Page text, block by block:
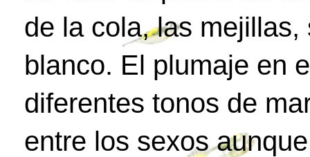
de la cola, las
blanco. El plumaje en
diferentes tonos de
entre los sexos